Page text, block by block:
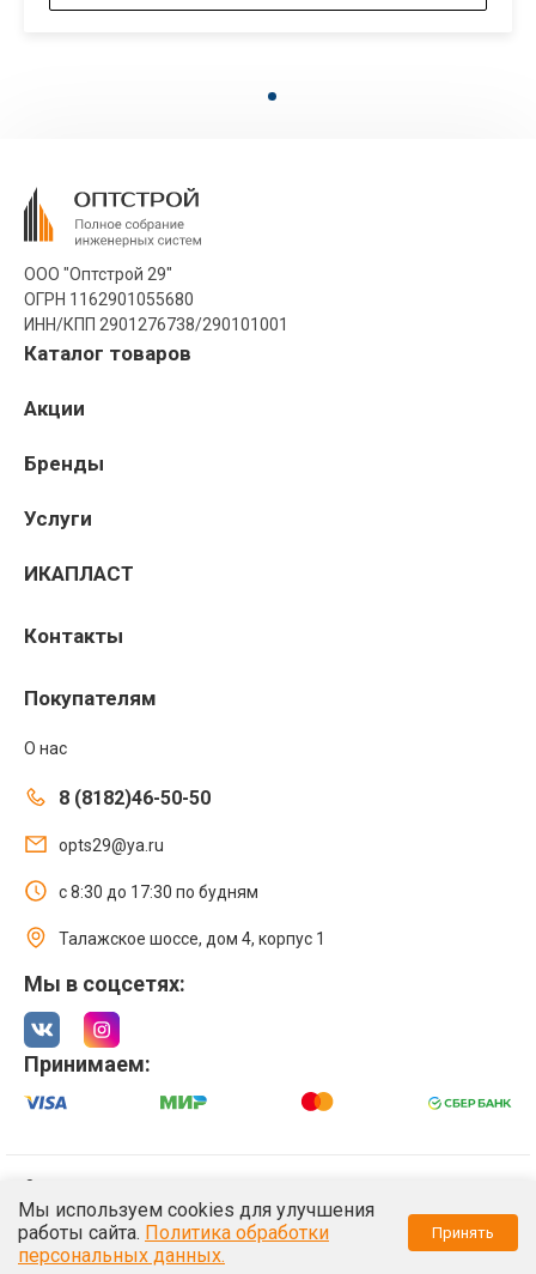
ООО "Оптстрой 29"
ОГРН 1162901055680
ИНН/КПП 2901276738/290101001
Каталог товаров
Акции
Бренды
Услуги
ИКАПЛАСТ
Контакты
Покупателям
О нас
8 (8182)46-50-50
opts29@ya.ru
с 8:30 до 17:30 по будням
Талажское шоссе, дом 4, корпус 1
Мы в соцсетях:
Принимаем:
Политика обработки персональных данных
/**/
Мы используем cookies для улучшения
работы сайта. Политика обработки
персональных данных.
Принять